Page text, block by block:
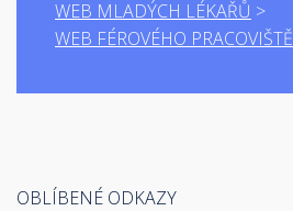
WEB MLADÝCH LÉKAŘŮ
WEB FÉROVÉHO PRACOVIŠTĚ
OBLÍBENÉ ODKAZY